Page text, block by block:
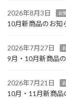
2026年8月3日 お
10月新商品のお知
2026年7月27日
9月・10月新商品
2026年7月21日
10月・11月新商品